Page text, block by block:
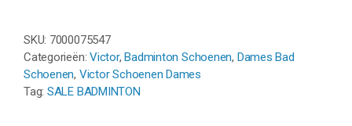
WIT
aantal
SKU: 7000075547
Categorieën:Victor,Badminton Schoenen, Dames Bad
Schoenen, Victor Schoenen Dames
Tag: SALE BADMINTON